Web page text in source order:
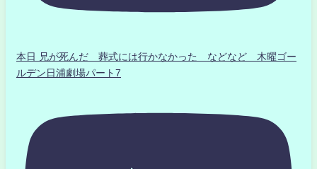
本日 兄が死んだ 葬式には行かなかった などなど 木曜ゴー
ルデン日浦劇場パート7